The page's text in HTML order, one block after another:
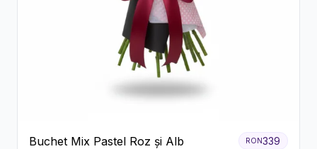
Buchet Mix Pastel Roz și Alb RON339